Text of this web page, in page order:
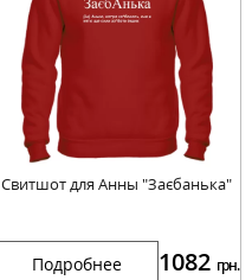
Свитшот для Анны "Заєбанька"
Подробнее 1082 грн.